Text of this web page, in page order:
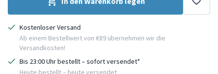
Kostenloser Versand
Ab einem Bestellwert von €89 übernehmen wir die
Versandkosten!
Bis 23:00 Uhr bestellt – sofort versendet*
Heute bestellt – heute versendet